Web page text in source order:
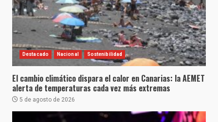
Destacado Nacional Sostenibilidad
El cambio climático dispara el calor en Canarias: la AEMET
alerta de temperaturas cada vez más extremas
5 de agosto de 2026